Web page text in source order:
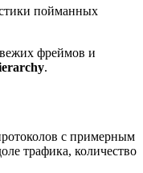
пойманных
фреймов и
.
с примерным
трафика, количество